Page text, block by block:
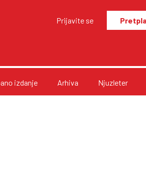
Prijavite se
izdanje Arhiva Njuzleter